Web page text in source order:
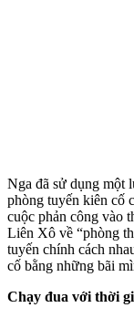
Nga đã sử dụng một
phòng tuyến kiên cố
cuộc phản công vào
Liên Xô về “phòng
tuyến chính cách
cố bằng những bãi
Chạy đua với thời